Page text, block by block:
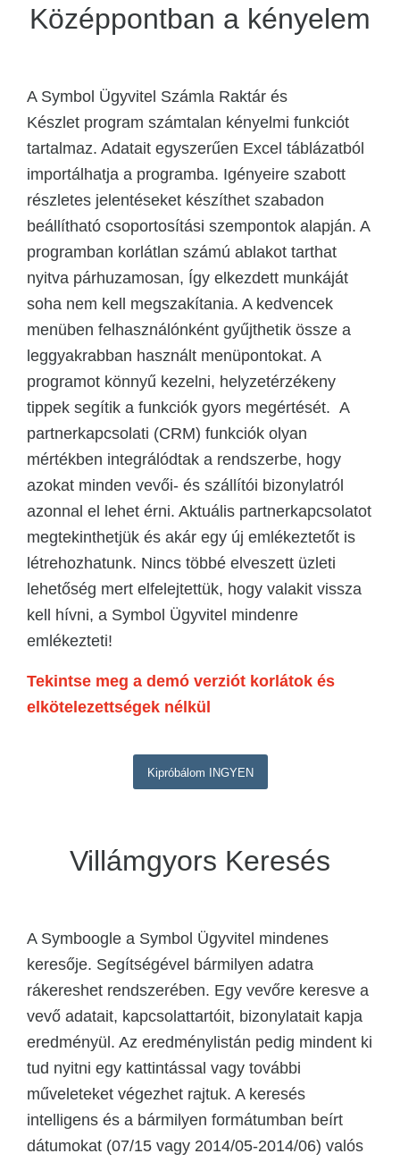
Középpontban a kényelem
A Symbol Ügyvitel Számla Raktár és
Készlet program számtalan kényelmi funkciót
tartalmaz. Adatait egyszerűen Excel táblázatból
importálhatja a programba. Igényeire szabott
részletes jelentéseket készíthet szabadon
beállítható csoportosítási szempontok alapján. A
programban korlátlan számú ablakot tarthat
nyitva párhuzamosan, Így elkezdett munkáját
soha nem kell megszakítania. A kedvencek
menüben felhasználónként gyűjthetik össze a
leggyakrabban használt menüpontokat. A
programot könnyű kezelni, helyzetérzékeny
tippek segítik a funkciók gyors megértését. A
partnerkapcsolati (CRM) funkciók olyan
mértékben integrálódtak a rendszerbe, hogy
azokat minden vevői- és szállítói bizonylatról
azonnal el lehet érni. Aktuális partnerkapcsolatot
megtekinthetjük és akár egy új emlékeztetőt is
létrehozhatunk. Nincs többé elveszett üzleti
lehetőség mert elfelejtettük, hogy valakit vissza
kell hívni, a Symbol Ügyvitel mindenre
emlékezteti!
Tekintse meg a demó verziót korlátok és
elkötelezettségek nélkül
Kipróbálom INGYEN
Villámgyors Keresés
A Symboogle a Symbol Ügyvitel mindenes
keresője. Segítségével bármilyen adatra
rákereshet rendszerében. Egy vevőre keresve a
vevő adatait, kapcsolattartóit, bizonylatait kapja
eredményül. Az eredménylistán pedig mindent ki
tud nyitni egy kattintással vagy további
műveleteket végezhet rajtuk. A keresés
intelligens és a bármilyen formátumban beírt
dátumokat (07/15 vagy 2014/05-2014/06) valós